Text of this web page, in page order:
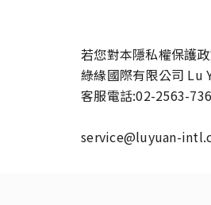
若您對本隱私權保護
綠緣國際有限公司 Lu
客服電話:02-2563-
service@luyuan-